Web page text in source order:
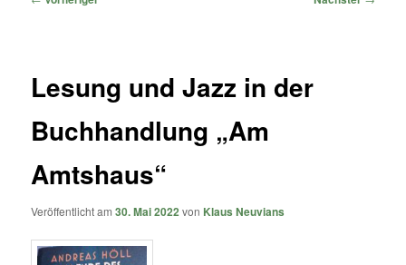
Lesung und Jazz in der
Buchhandlung „Am
Amtshaus“
Veröffentlicht am30. Mai 2022von Klaus Neuvians